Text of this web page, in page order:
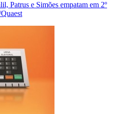
Patrus e Simões empatam em 2º